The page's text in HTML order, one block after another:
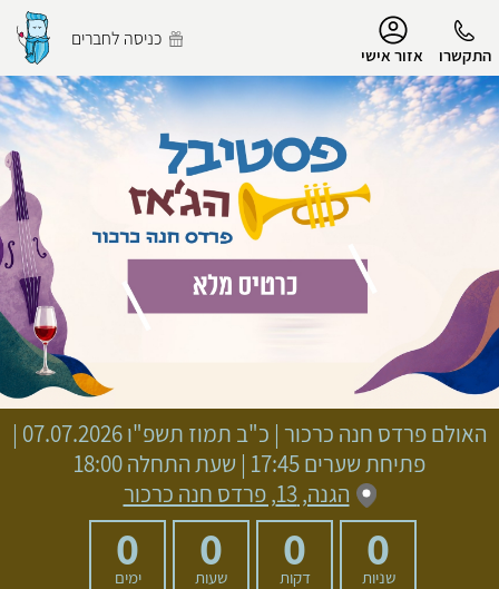
התקשרו אזור אישי
כניסה לחברים
הפרופיל שלי
התנתק
האולם פרדס חנה כרכור | כ"ב תמוז תשפ"ו
07.07.2026 |
פתיחת שערים 17:45 | שעת התחלה 18:00
הגנה, 13, פרדס חנה כרכור
0
שניות
0
דקות
0
שעות
0
ימים